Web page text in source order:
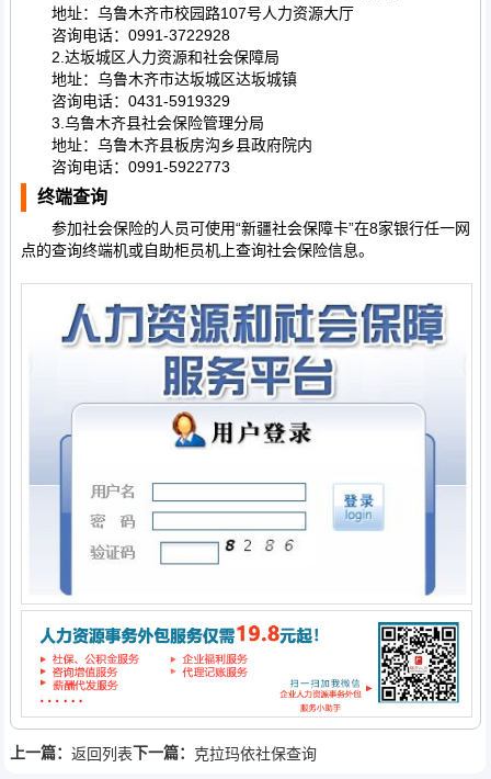
地址：乌鲁木齐市校园路107号人力资源大厅
咨询电话：0991-3722928
2.达坂城区人力资源和社会保障局
地址：乌鲁木齐市达坂城区达坂城镇
咨询电话：0431-5919329
3.乌鲁木齐县社会保险管理分局
地址：乌鲁木齐县板房沟乡县政府院内
咨询电话：0991-5922773
终端查询
参加社会保险的人员可使用“新疆社会保障卡”在8家银行任一网
点的查询终端机或自助柜员机上查询社会保险信息。
上一篇： 返回列表下一篇： 克拉玛依社保查询